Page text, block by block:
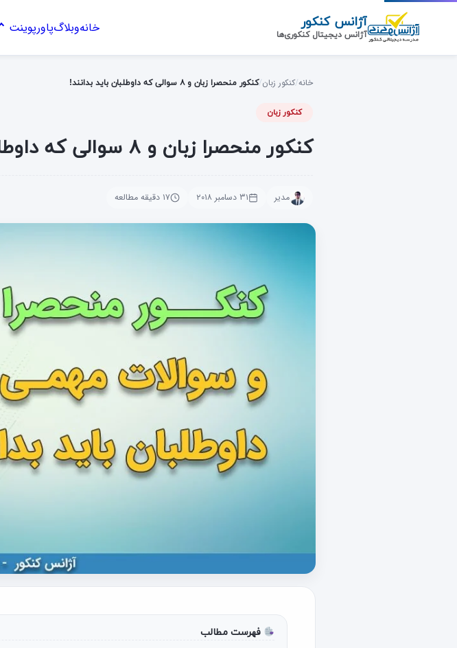
پرش
اصلی
آژانس کنکور
آژانس دیجیتال کنکوری‌ها خانهوبلاگپاورپوینت
خانه/کنکور زبان/کنکور منحصرا زبان و ۸ سوالی که داوطلبان باید بدانند!
کنکور زبان
کنکور منحصرا زبان و ۸ سوالی که داوطلبان باید بدانند!
مدیر ۳۱ دسامبر ۲۰۱۸ ۱۷ دقیقه مطالعه
فهرست مطالب